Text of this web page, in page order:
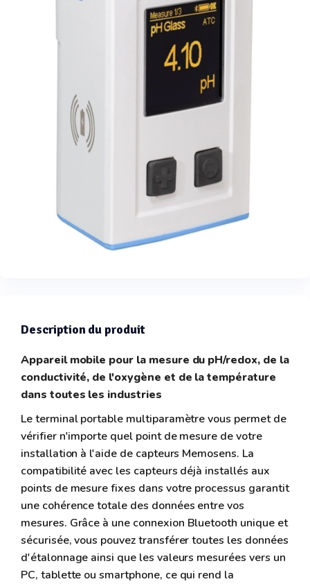
Description du produit
Appareil mobile pour la mesure du pH/redox, de la
conductivité, de l'oxygène et de la température
dans toutes les industries
Le terminal portable multiparamètre vous permet de
vérifier n'importe quel point de mesure de votre
installation à l'aide de capteurs Memosens. La
compatibilité avec les capteurs déjà installés aux
points de mesure fixes dans votre processus garantit
une cohérence totale des données entre vos
mesures. Grâce à une connexion Bluetooth unique et
sécurisée, vous pouvez transférer toutes les données
d'étalonnage ainsi que les valeurs mesurées vers un
PC, tablette ou smartphone, ce qui rend la